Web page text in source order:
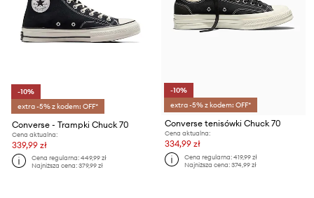
-10%
extra -5% z kodem: OFF*
Converse - Trampki Chuck 70
Cena aktualna:
339,99 zł
Cena regularna:449,99 zł
Najniższa cena:379,99 zł
-10%
extra -5% z kodem: OFF*
Converse tenisówki Chuck 70
Cena aktualna:
334,99 zł
Cena regularna:419,99 zł
Najniższa cena:374,99 zł